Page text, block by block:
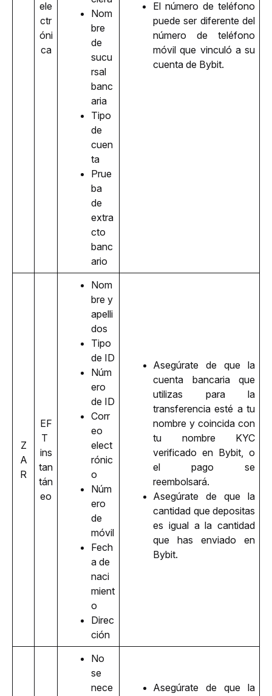
ele
ctr
óni
ca
Nom
bre
de
sucu
rsal
banc
aria
Tipo
de
cuen
ta
Prue
ba
de
extra
cto
banc
ario
El número de teléfono
puede ser diferente del
número de teléfono
móvil que vinculó a su
cuenta de Bybit.
Z
A
R
EF
T
ins
tan
tán
eo
Nom
bre y
apelli
dos
Tipo
de ID
Núm
ero
de ID
Corr
eo
elect
rónic
o
Núm
ero
de
móvil
Fech
a de
naci
mient
o
Direc
ción
Asegúrate de que la
cuenta bancaria que
utilizas para la
transferencia esté a tu
nombre y coincida con
tu nombre KYC
verificado en Bybit, o
el pago se
reembolsará.
Asegúrate de que la
cantidad que depositas
es igual a la cantidad
que has enviado en
Bybit.
No
se
nece
Asegúrate de que la